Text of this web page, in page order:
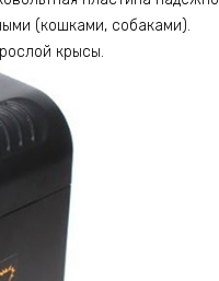
(кошками, собаками).
крысы.